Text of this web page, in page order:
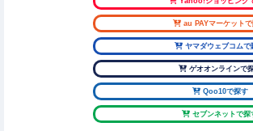
au PAYマーケットで
ヤマダウェブコムで
ゲオオンラインで
Qoo10で探す
セブンネットで探